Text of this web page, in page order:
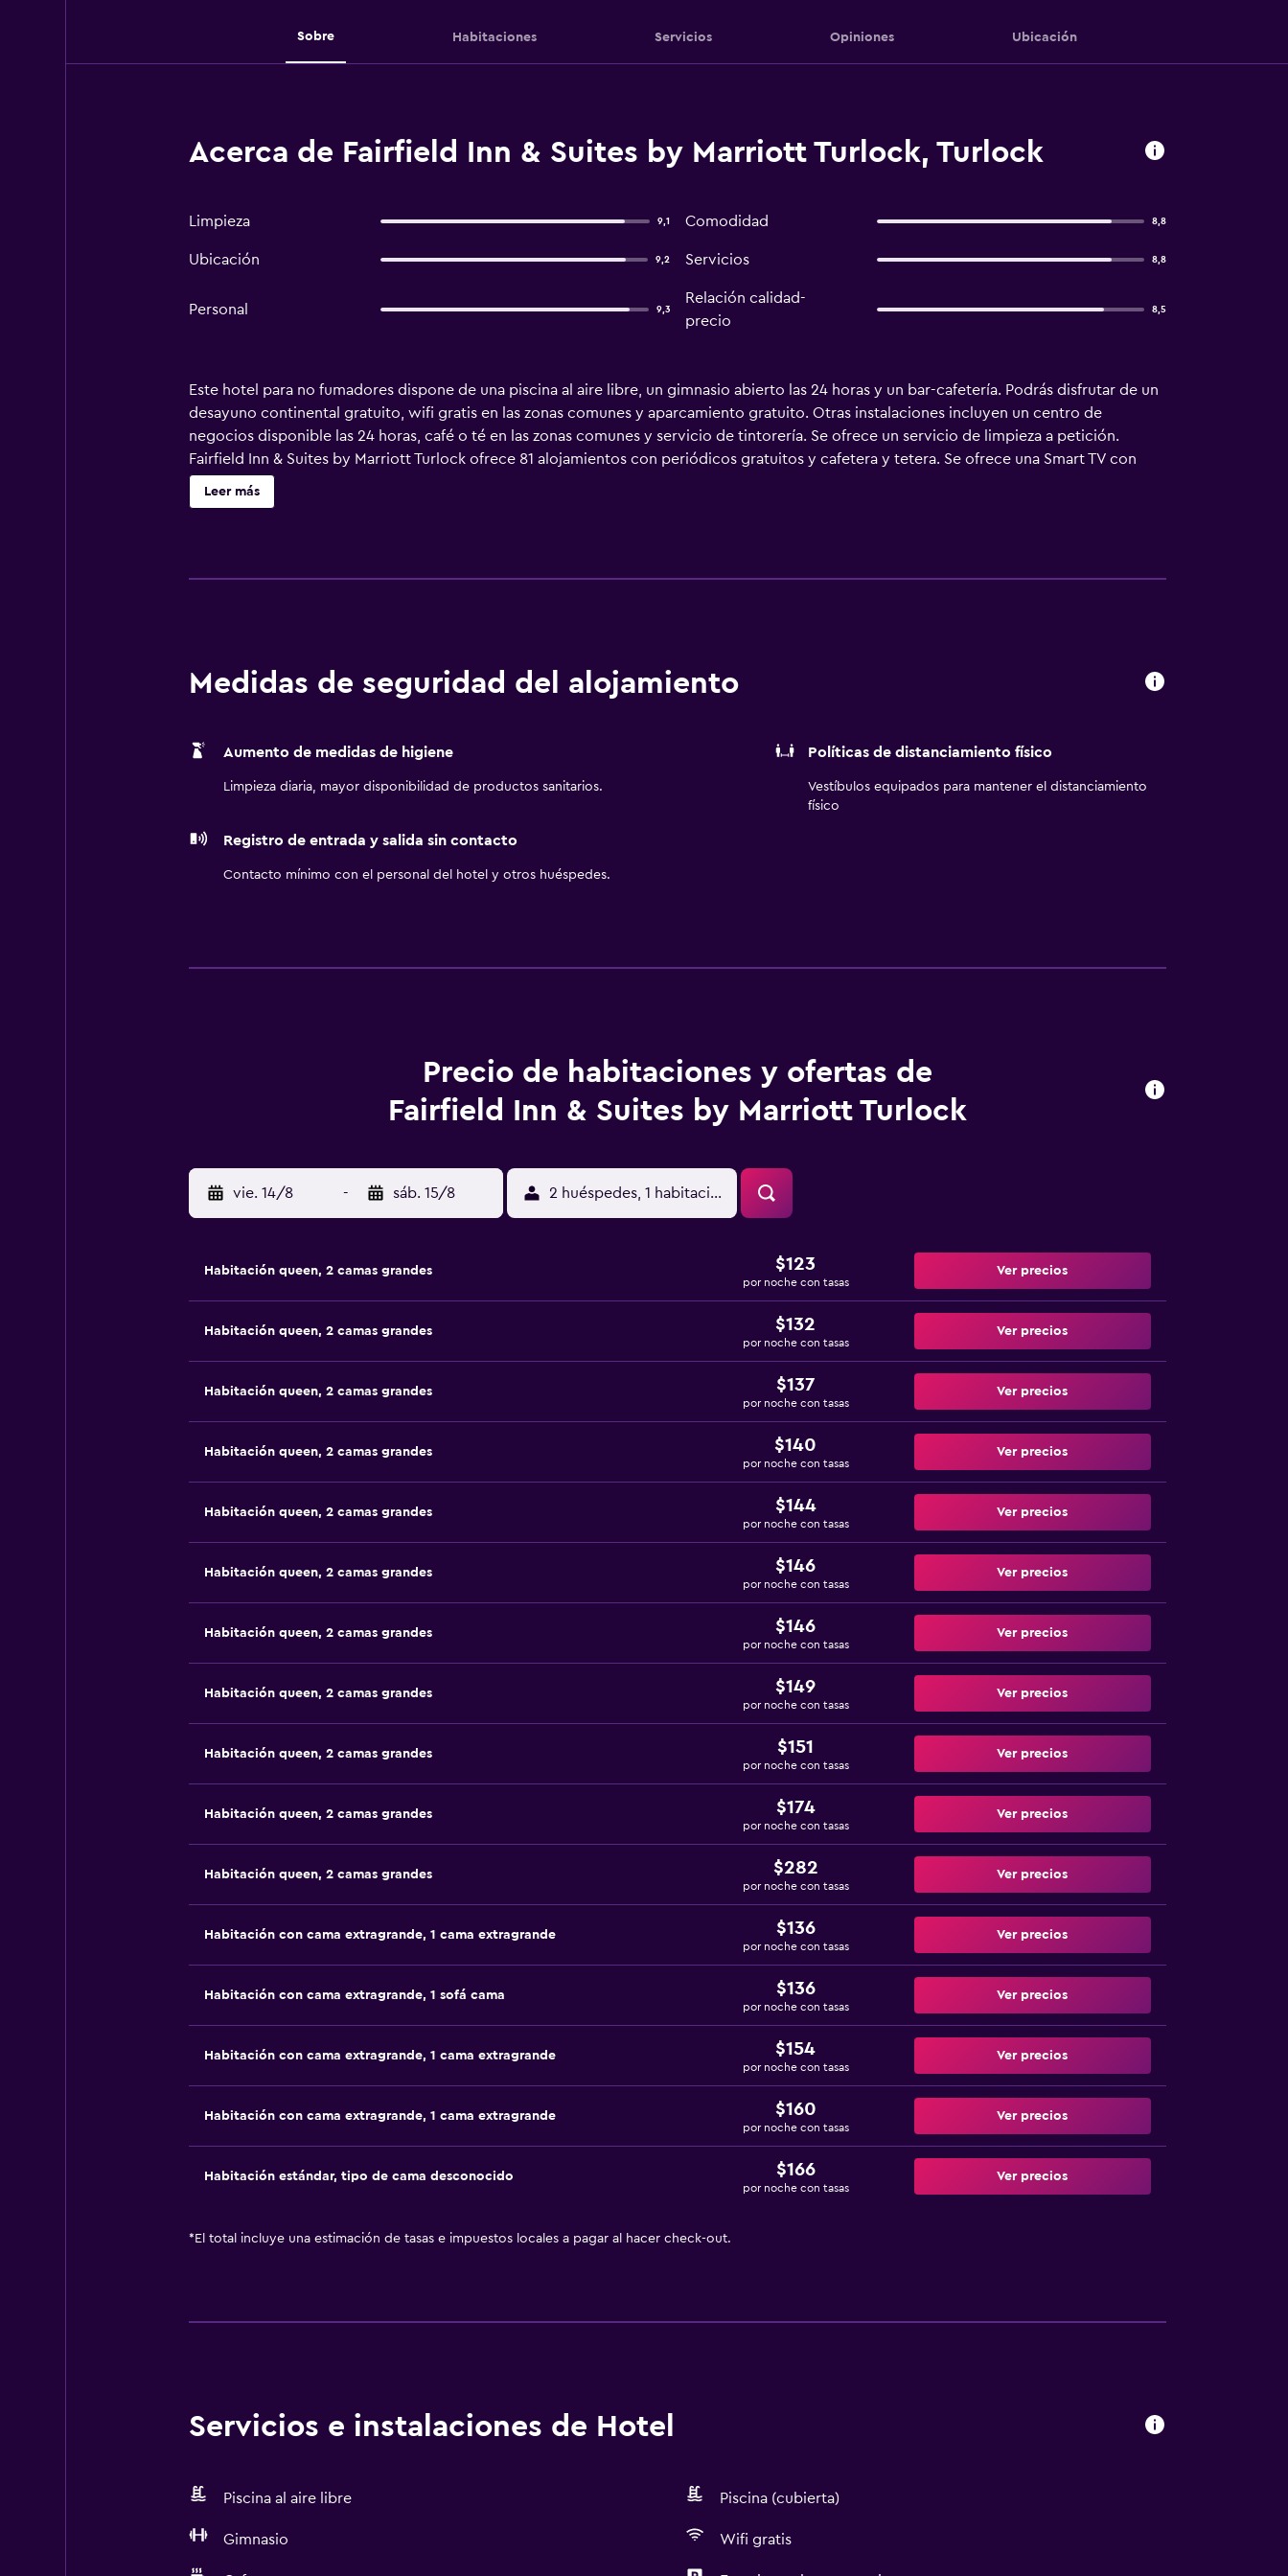
Sobre Habitaciones Servicios Opiniones Ubicación
Acerca de Fairfield Inn & Suites by Marriott Turlock, Turlock
Limpieza 9,1 Comodidad 8,8
Ubicación 9,2 Servicios 8,8
Personal 9,3
Relación calidad-
precio
8,5
Este hotel para no fumadores dispone de una piscina al aire libre, un gimnasio abierto las 24 horas y un bar-cafetería. Podrás disfrutar de un
desayuno continental gratuito, wifi gratis en las zonas comunes y aparcamiento gratuito. Otras instalaciones incluyen un centro de
negocios disponible las 24 horas, café o té en las zonas comunes y servicio de tintorería. Se ofrece un servicio de limpieza a petición.
Fairfield Inn & Suites by Marriott Turlock ofrece 81 alojamientos con periódicos gratuitos y cafetera y tetera. Se ofrece una Smart TV con
canales por cable de suscripción y Netflix. Los huéspedes pueden utilizar los siguientes servicios disponibles en las habitaciones: frigorífico
y microondas. Los baños están equipados con artículos de higiene personal gratuitos, secador de pelo y cepillos de dientes y dentífrico.
Leer más
Medidas de seguridad del alojamiento
Aumento de medidas de higiene
Limpieza diaria, mayor disponibilidad de productos sanitarios.
Políticas de distanciamiento físico
Vestíbulos equipados para mantener el distanciamiento
físico
Registro de entrada y salida sin contacto
Contacto mínimo con el personal del hotel y otros huéspedes.
Precio de habitaciones y ofertas de
Fairfield Inn & Suites by Marriott Turlock
vie. 14/8 - sáb. 15/8 2 huéspedes, 1 habitación
Habitación queen, 2 camas grandes $123
por noche con tasas
Ver precios
Habitación queen, 2 camas grandes $132
por noche con tasas
Ver precios
Habitación queen, 2 camas grandes $137
por noche con tasas
Ver precios
Habitación queen, 2 camas grandes $140
por noche con tasas
Ver precios
Habitación queen, 2 camas grandes $144
por noche con tasas
Ver precios
Habitación queen, 2 camas grandes $146
por noche con tasas
Ver precios
Habitación queen, 2 camas grandes $146
por noche con tasas
Ver precios
Habitación queen, 2 camas grandes $149
por noche con tasas
Ver precios
Habitación queen, 2 camas grandes $151
por noche con tasas
Ver precios
Habitación queen, 2 camas grandes $174
por noche con tasas
Ver precios
Habitación queen, 2 camas grandes $282
por noche con tasas
Ver precios
Habitación con cama extragrande, 1 cama extragrande $136
por noche con tasas
Ver precios
Habitación con cama extragrande, 1 sofá cama $136
por noche con tasas
Ver precios
Habitación con cama extragrande, 1 cama extragrande $154
por noche con tasas
Ver precios
Habitación con cama extragrande, 1 cama extragrande $160
por noche con tasas
Ver precios
Habitación estándar, tipo de cama desconocido $166
por noche con tasas
Ver precios
* El total incluye una estimación de tasas e impuestos locales a pagar al hacer check-out.
Servicios e instalaciones de Hotel
Piscina al aire libre Piscina (cubierta)
Gimnasio Wifi gratis